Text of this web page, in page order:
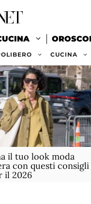
CUCINA
il tuo look moda
con questi
il 2026